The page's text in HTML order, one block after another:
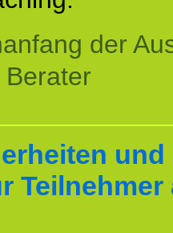
der
und
Teilnehmer